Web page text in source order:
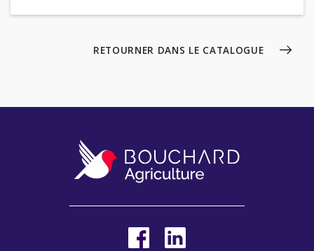
RETOURNER DANS LE CATALOGUE